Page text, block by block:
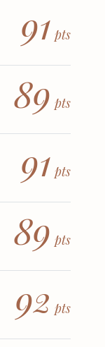
91 pts
89 pts
91 pts
89 pts
92 pts